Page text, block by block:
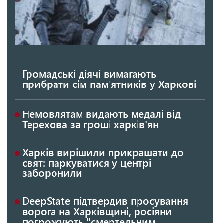
Громадські діячі вимагають
прибрати сім пам'ятників у Харкові
Немовлятам видають медалі від
Терехова за гроші харків'ян
Харків вирішили прикрашати до
свят: паркуватися у центрі
заборонили
DeepState підтвердив просування
ворога на Харківщині, росіяни